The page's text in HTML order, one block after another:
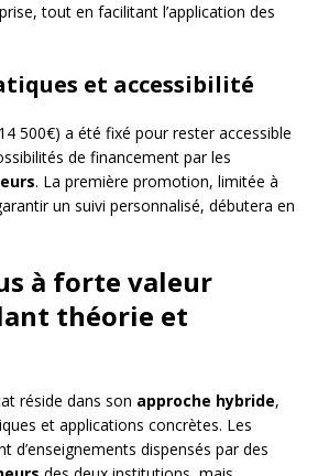
tout en facilitant l’application des
et accessibilité
500€) a été fixé pour rester accessible
de financement par les
. La première promotion, limitée à
un suivi personnalisé, débutera en
à forte valeur
théorie et
réside dans son approche hybride,
et applications concrètes. Les
d’enseignements dispensés par des